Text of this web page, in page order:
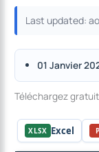
Last updated:
01 Janvier
Téléchargez
XLSX Excel